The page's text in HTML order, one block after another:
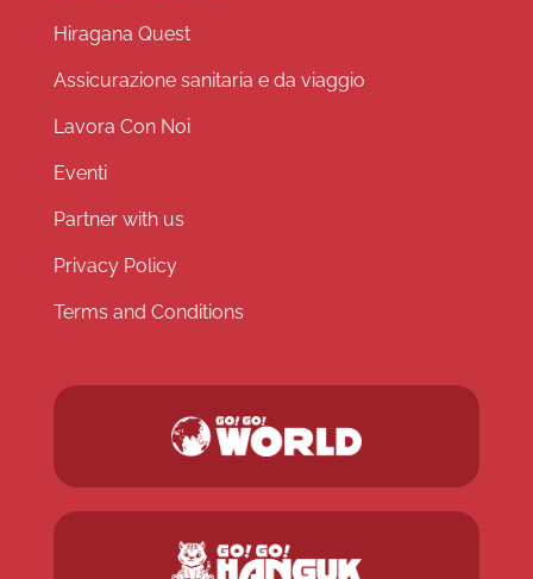
Hiragana Quest
Assicurazione sanitaria e da viaggio
Lavora Con Noi
Eventi
Partner with us
Privacy Policy
Terms and Conditions